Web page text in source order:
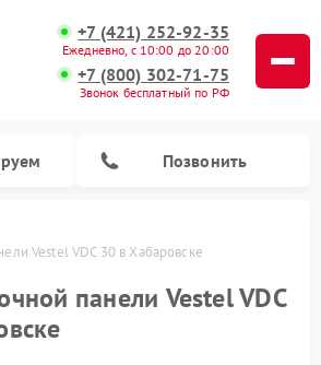
+7 (421) 252-92-35
Ежедневно, с 10:00 до 20:00
+7 (800) 302-71-75
Звонок бесплатный по РФ
Позвонить
Vestel VDC 30 в Хабаровске
панели Vestel VDC